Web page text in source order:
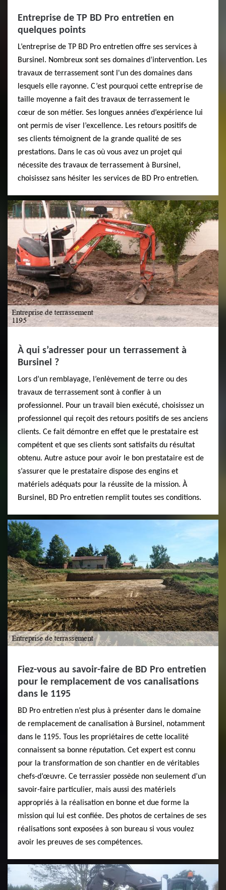
Entreprise de TP BD Pro entretien en
quelques points
L’entreprise de TP BD Pro entretien offre ses services à
Bursinel. Nombreux sont ses domaines d’intervention. Les
travaux de terrassement sont l'un des domaines dans
lesquels elle rayonne. C’est pourquoi cette entreprise de
taille moyenne a fait des travaux de terrassement le
cœur de son métier. Ses longues années d’expérience lui
ont permis de viser l’excellence. Les retours positifs de
ses clients témoignent de la grande qualité de ses
prestations. Dans le cas où vous avez un projet qui
nécessite des travaux de terrassement à Bursinel,
choisissez sans hésiter les services de BD Pro entretien.
À qui s’adresser pour un terrassement à
Bursinel ?
Lors d’un remblayage, l’enlèvement de terre ou des
travaux de terrassement sont à confier à un
professionnel. Pour un travail bien exécuté, choisissez un
professionnel qui reçoit des retours positifs de ses anciens
clients. Ce fait démontre en effet que le prestataire est
compétent et que ses clients sont satisfaits du résultat
obtenu. Autre astuce pour avoir le bon prestataire est de
s’assurer que le prestataire dispose des engins et
matériels adéquats pour la réussite de la mission. À
Bursinel, BD Pro entretien remplit toutes ses conditions.
Fiez-vous au savoir-faire de BD Pro entretien
pour le remplacement de vos canalisations
dans le 1195
BD Pro entretien n’est plus à présenter dans le domaine
de remplacement de canalisation à Bursinel, notamment
dans le 1195. Tous les propriétaires de cette localité
connaissent sa bonne réputation. Cet expert est connu
pour la transformation de son chantier en de véritables
chefs-d’œuvre. Ce terrassier possède non seulement d’un
savoir-faire particulier, mais aussi des matériels
appropriés à la réalisation en bonne et due forme la
mission qui lui est confiée. Des photos de certaines de ses
réalisations sont exposées à son bureau si vous voulez
avoir les preuves de ses compétences.